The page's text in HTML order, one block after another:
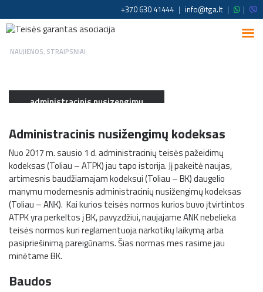
+370 630 41444 | info@tga.lt | |
NAUJIENOS, STRAIPSNIAI
administracinis nusizengimu
Administracinis nusižengimų kodeksas
Nuo 2017 m. sausio 1 d. administracinių teisės pažeidimų
kodeksas (Toliau – ATPK) jau tapo istorija. Jį pakeitė naujas,
artimesnis baudžiamajam kodeksui (Toliau – BK) daugelio
manymu modernesnis administracinių nusižengimų kodeksas
(Toliau – ANK). Kai kurios teisės normos kurios buvo įtvirtintos
ATPK yra perkeltos į BK, pavyzdžiui, naujajame ANK nebelieka
teisės normos kuri reglamentuoja narkotikų laikymą arba
pasipriešinimą pareigūnams. Šias normas mes rasime jau
minėtame BK.
Baudos